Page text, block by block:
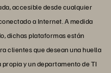
accesible desde cualquier
a Internet. A medida
dichas plataformas están
clientes que desean una huella
y un departamento de TI